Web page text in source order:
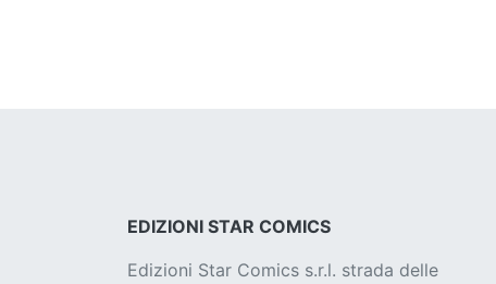
EDIZIONI STAR COMICS
Edizioni Star Comics s.r.l. strada delle